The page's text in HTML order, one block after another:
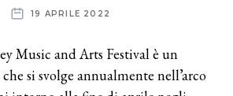
19 APRILE 2022
Music and Arts Festival è un
si svolge annualmente nell’arco